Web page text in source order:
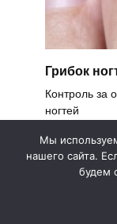
Грибок
Контроль за
ногтей
0 0
Мы
нашего сайта.
будем